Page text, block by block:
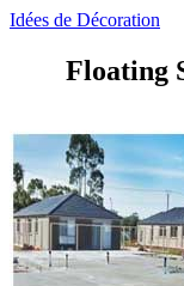
Idées de Décoration
Floating